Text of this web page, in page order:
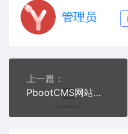
管理员
上一篇：
PbootCMS网站常见报错解决方案